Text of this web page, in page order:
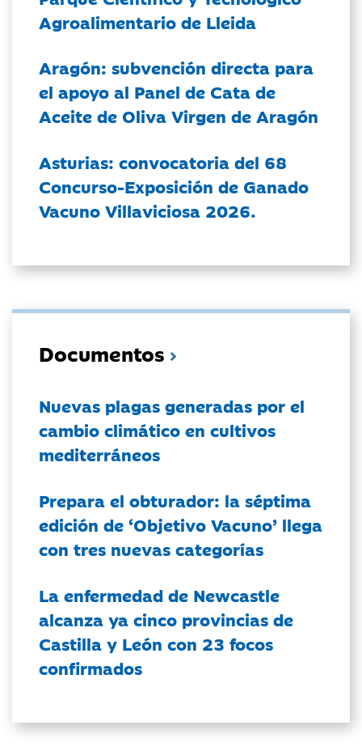
Agroalimentario de Lleida
Aragón: subvención directa para
el apoyo al Panel de Cata de
Aceite de Oliva Virgen de Aragón
Asturias: convocatoria del 68
Concurso-Exposición de Ganado
Vacuno Villaviciosa 2026.
Documentos
Nuevas plagas generadas por el
cambio climático en cultivos
mediterráneos
Prepara el obturador: la séptima
edición de ‘Objetivo Vacuno’ llega
con tres nuevas categorías
La enfermedad de Newcastle
alcanza ya cinco provincias de
Castilla y León con 23 focos
confirmados